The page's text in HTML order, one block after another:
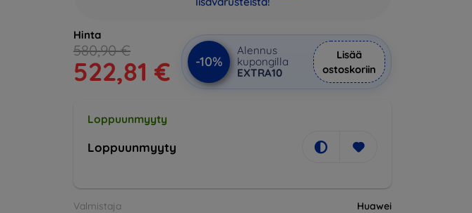
Hinta
580,90 €
522,81 € -10%
Alennus
kupongilla
EXTRA10
Lisää
ostoskoriin
Loppuunmyyty
Loppuunmyyty
Valmistaja
Huawei